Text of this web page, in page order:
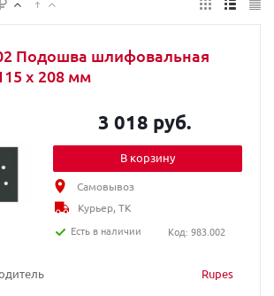
Подошва шлифовальная
x 208 мм
Rupes
3 018 руб.
В корзину
Самовывоз
Курьер, ТК
Есть в наличии
Код: 983.002